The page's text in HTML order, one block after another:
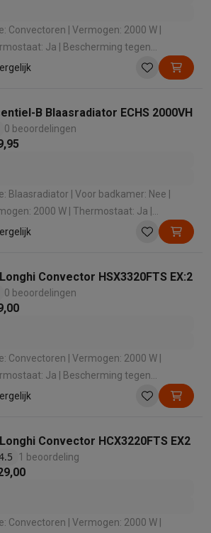
| Vermogen: 2000 W |
Ja | Bescherming tegen
Ja | Geschikt voor ruimtes van:
B Blaasradiator ECHS 2000VH
0 beoordelingen
| Voor badkamer: Nee |
2000 W | Thermostaat: Ja |
tegen oververhitting: Ja
Convector HSX3320FTS EX:2
0 beoordelingen
| Vermogen: 2000 W |
Ja | Bescherming tegen
Ja | Geschikt voor ruimtes van:
Convector HCX3220FTS EX2
1 beoordeling
| Vermogen: 2000 W |